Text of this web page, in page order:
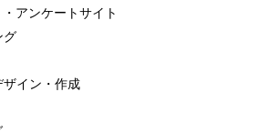
アンケートサイト
グ
イン・作成